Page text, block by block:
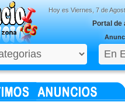
Hoy es Viernes, 7 de
Portal de